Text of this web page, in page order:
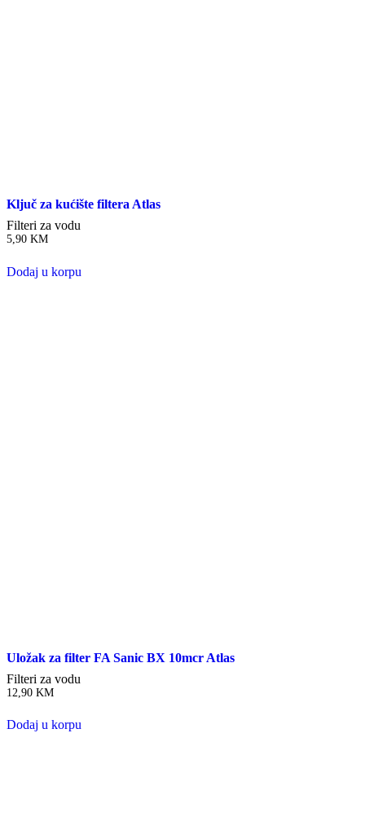
Ključ za kućište filtera Atlas
Filteri za vodu
5,90 KM
Dodaj u korpu
Uložak za filter FA Sanic BX 10mcr Atlas
Filteri za vodu
12,90 KM
Dodaj u korpu